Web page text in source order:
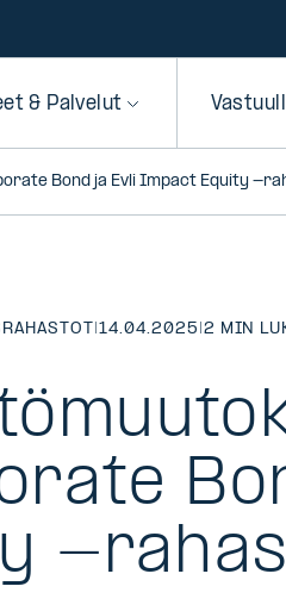
& Palvelut
Bond ja Evli Impact Equity -
|14.04.2025 |2 MIN
-